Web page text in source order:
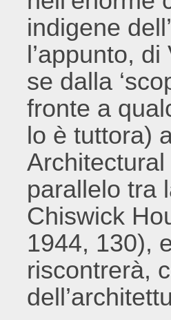
indigene
l’appunto,
se dalla
fronte a
lo è tuttora)
parallelo tra
Chiswick
1944, 130),
riscontrerà,